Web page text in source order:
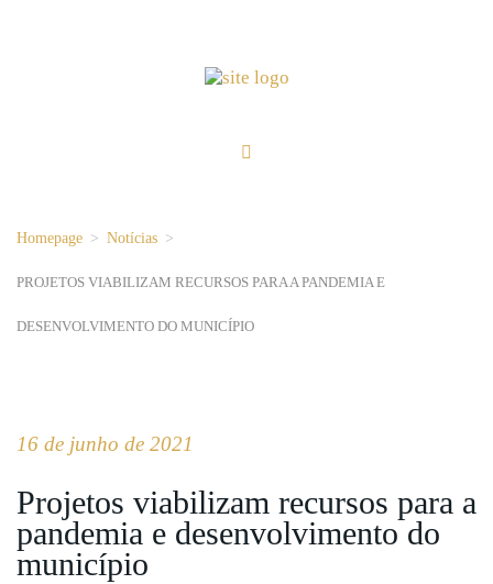
Homepage > Notícias >
PROJETOS VIABILIZAM RECURSOS PARA A PANDEMIA E
DESENVOLVIMENTO DO MUNICÍPIO
16 de junho de 2021
Projetos viabilizam recursos para a
pandemia e desenvolvimento do
município